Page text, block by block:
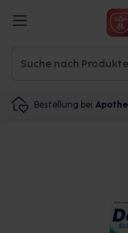
Bestellung bei